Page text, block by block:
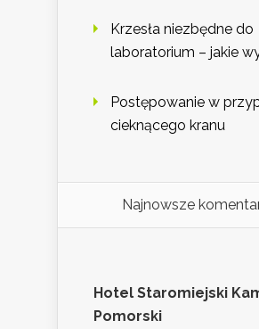
Krzesła niezbędne do
laboratorium – jakie
Postępowanie w
cieknącego kranu
Najnowsze
Hotel Staromiejski
Pomorski